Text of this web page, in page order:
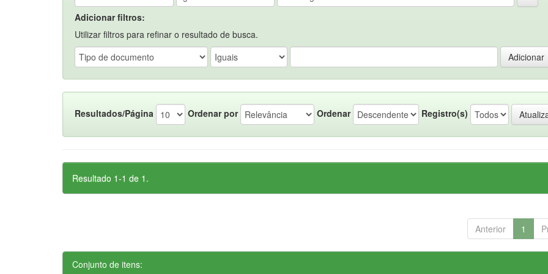
Adicionar filtros:
Utilizar filtros para refinar o resultado de busca.
Resultados/Página Ordenar por Ordenar Registro(s)
Resultado 1-1 de 1.
Anterior 1
Conjunto de itens: